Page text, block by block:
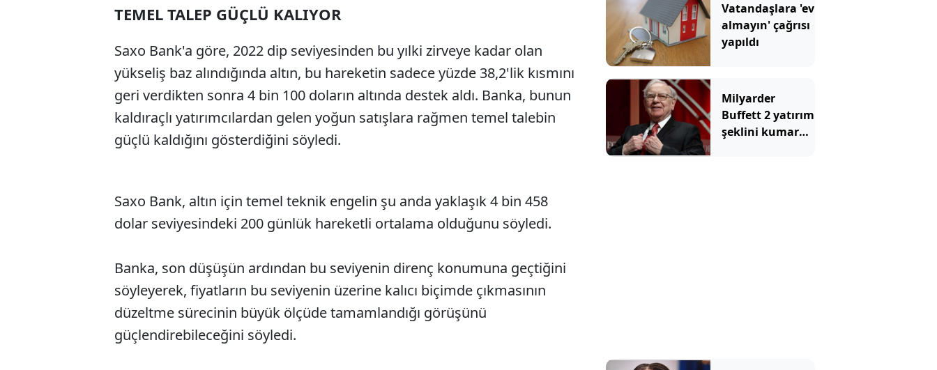
TEMEL TALEP GÜÇLÜ KALIYOR
Saxo Bank'a göre, 2022 dip seviyesinden bu yılki zirveye kadar olan
yükseliş baz alındığında altın, bu hareketin sadece yüzde 38,2'lik kısmını
geri verdikten sonra 4 bin 100 doların altında destek aldı. Banka, bunun
kaldıraçlı yatırımcılardan gelen yoğun satışlara rağmen temel talebin
güçlü kaldığını gösterdiğini söyledi.
Saxo Bank, altın için temel teknik engelin şu anda yaklaşık 4 bin 458
dolar seviyesindeki 200 günlük hareketli ortalama olduğunu söyledi.
Banka, son düşüşün ardından bu seviyenin direnç konumuna geçtiğini
söyleyerek, fiyatların bu seviyenin üzerine kalıcı biçimde çıkmasının
düzeltme sürecinin büyük ölçüde tamamlandığı görüşünü
güçlendirebileceğini söyledi.
Vatandaşlara 'ev
almayın' çağrısı
yapıldı
Milyarder
Buffett 2 yatırım
şeklini kumara